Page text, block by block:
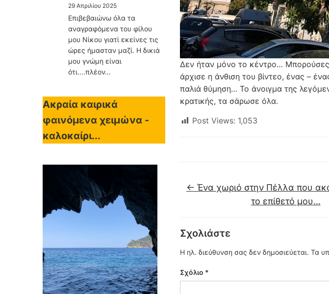
29 Απριλίου 2025
Επιβεβαιώνω όλα τα
αναγραφόμενα του φίλου
μου Νίκου γιατί εκείνες τις
ώρες ήμασταν μαζί. Η δικιά
μου γνώμη είναι
ότι....πλέον…
Ακραία καιρικά
φαινόμενα χειμώνα -
καλοκαίρι...
Δεν ήταν μόνο το κέντρο… Μπορούσες
άρχισε η άνθιση του βίντεο, ένας –
παλιά θύμηση… Το άνοιγμα της
κρατικής, τα σάρωσε όλα.
Post Views: 1,053
← Ένα χωριό στην Πέλλα που
το επίθετό μου…
Σχολιάστε
Η ηλ. διεύθυνση σας δεν δημοσιεύεται. Τα
Σχόλιο *